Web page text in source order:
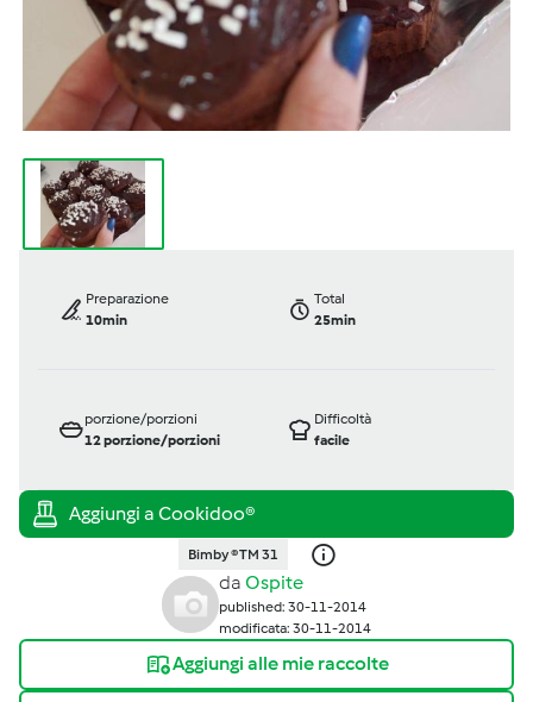
Preparazione
10min
Total
25min
porzione/porzioni
12porzione/porzioni
Difficoltà
facile
Bimby ® TM 31
da Ospite
published: 30-11-2014
modificata: 30-11-2014
Aggiungi alle mie raccolte